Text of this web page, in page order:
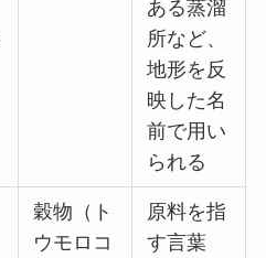
ある蒸溜
所など、
地形を反
映した名
前で用い
られる
穀物（ト
ウモロコ
原料を指
す言葉